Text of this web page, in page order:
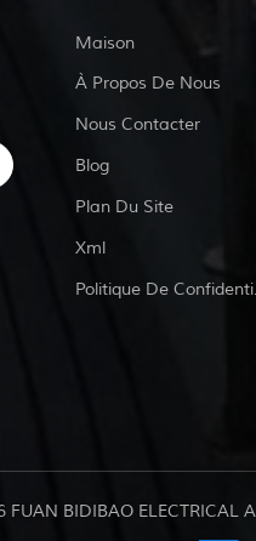
Maison
À Propos De Nous
Nous Contacter
Blog
Plan Du Site
Xml
BIDIBAO ELECTRICAL